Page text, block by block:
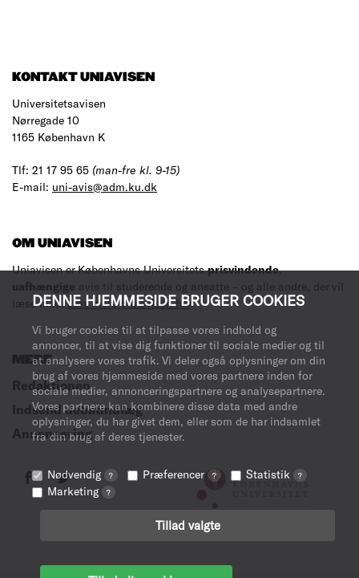
DENNE HJEMMESIDE BRUGER COOKIES
Vi bruger cookies til at tilpasse vores indhold og
annoncer, til at vise dig funktioner til sociale medier og til
at analysere vores trafik. Vi deler også oplysninger om din
brug af vores hjemmeside med vores partnere inden for
sociale medier, annonceringspartnere og analysepartnere.
Vores partnere kan kombinere disse data med andre
oplysninger, du har givet dem, eller som de har indsamlet
fra din brug af deres tjenester.
Nødvendig ? Præferencer ? Statistik ?
Marketing ?
Tillad valgte
KONTAKT UNIAVISEN
Universitetsavisen
Nørregade 10
1165 København K
Tlf: 21 17 95 65 (man-fre kl. 9-15)
E-mail: uni-avis@adm.ku.dk
OM UNIAVISEN
Uniavisen er Københavns Universitetsprisvindende,
uafhængige avis til studerende og ansatte – og alle andre, der vil
læse med.Læs mere om avisen her.
MERE
Redaktionen
Indsend debatindlæg
Annoncering